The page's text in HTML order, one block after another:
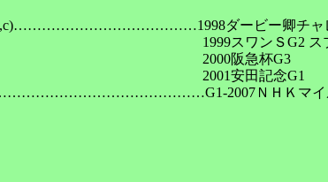
ダービー卿チャ
　　　　　　　　　1999スワンＳG2 スプ
　　　　　　　　　　2000阪急杯G3
　　　　　　　　　　2001安田記念G1
2007ＮＨＫマイ